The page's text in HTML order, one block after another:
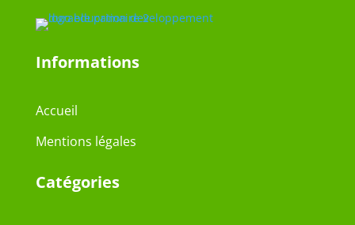
Informations
Accueil
Mentions légales
Catégories